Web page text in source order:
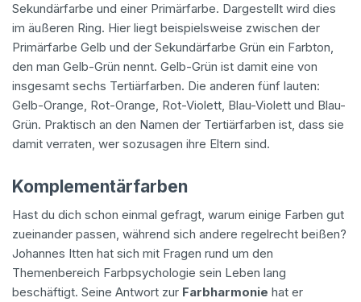
Sekundärfarbe und einer Primärfarbe. Dargestellt wird dies
im äußeren Ring. Hier liegt beispielsweise zwischen der
Primärfarbe Gelb und der Sekundärfarbe Grün ein Farbton,
den man Gelb-Grün nennt. Gelb-Grün ist damit eine von
insgesamt sechs Tertiärfarben. Die anderen fünf lauten:
Gelb-Orange, Rot-Orange, Rot-Violett, Blau-Violett und Blau-
Grün. Praktisch an den Namen der Tertiärfarben ist, dass sie
damit verraten, wer sozusagen ihre Eltern sind.
Komplementärfarben
Hast du dich schon einmal gefragt, warum einige Farben gut
zueinander passen, während sich andere regelrecht beißen?
Johannes Itten hat sich mit Fragen rund um den
Themenbereich Farbpsychologie sein Leben lang
beschäftigt. Seine Antwort zur Farbharmonie hat er